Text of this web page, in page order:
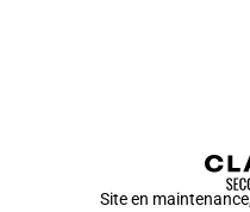
Site en